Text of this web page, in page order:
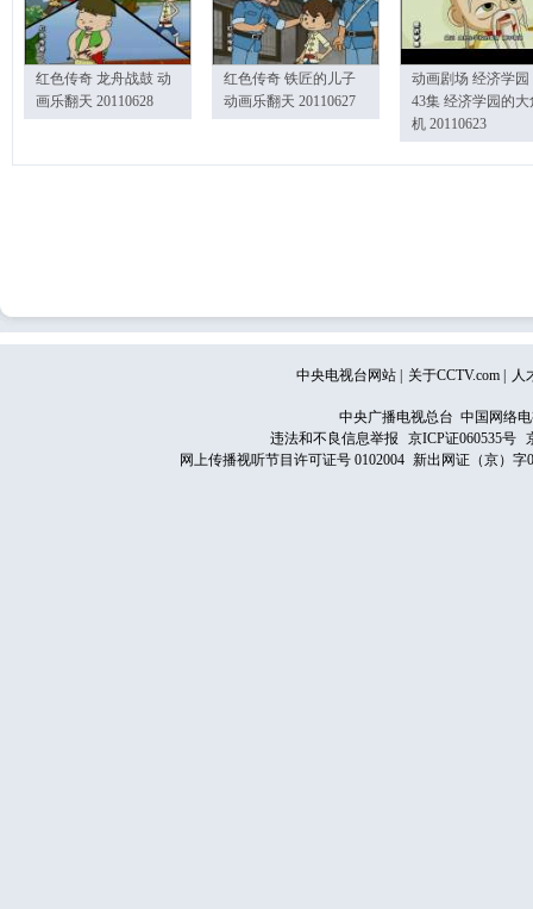
红色传奇 龙舟战鼓 动
画乐翻天 20110628
红色传奇 铁匠的儿子
动画乐翻天 20110627
动画剧场 经济学园
43集 经济学园的大
机 20110623
中央电视台网站 关于CCTV.com 人
中央广播电视总台 中国网络
违法和不良信息举报
京ICP证060535号
网上传播视听节目许可证号 0102004 新出网证（京）